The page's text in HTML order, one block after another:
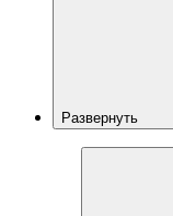
Развернуть